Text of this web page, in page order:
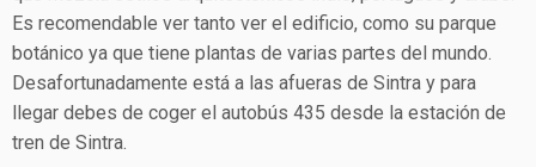
Es recomendable ver tanto ver el edificio, como su parque
botánico ya que tiene plantas de varias partes del mundo.
Desafortunadamente está a las afueras de Sintra y para
llegar debes de coger el autobús 435 desde la estación de
tren de Sintra.